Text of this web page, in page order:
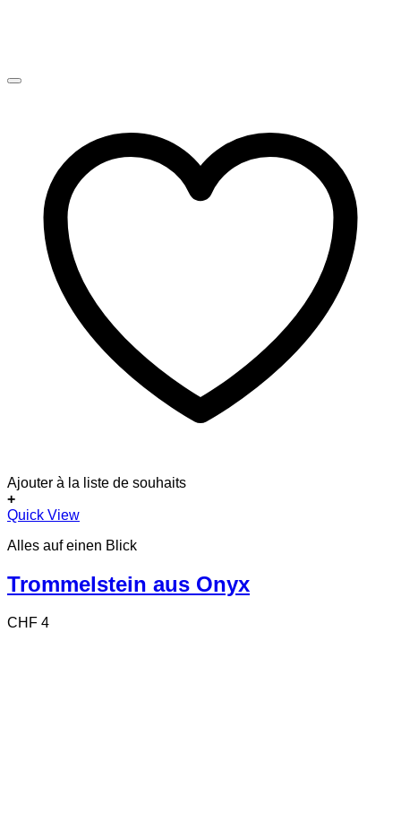
Ajouter à la liste de souhaits
+
Quick View
Alles auf einen Blick
Trommelstein aus Onyx
CHF 4